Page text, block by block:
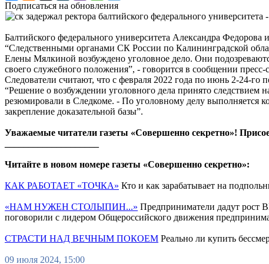
Подписаться на обновления
Балтийского федерального университета Александра
“Следственными органами СК России по Калининградской
Елены Мялкиной возбуждено уголовное дело. Они
своего служебного положения”, - говорится в сообщении
Следователи считают, что с февраля 2022 года по июнь 2-24-го
“Решение о возбуждении уголовного дела принято
резюмировали в Следкоме. - По уголовному делу выполняется
закрепление доказательной базы”.
Уважаемые читатели газеты «Совершенно секретно»!
Читайте в новом номере газеты «Совершенно секретно»:
КАК РАБОТАЕТ «ТОЧКА» Кто и как зарабатывает на
«НАМ НУЖЕН СТОЛЫПИН...» Предприниматели дадут рост
поговорили с лидером Общероссийского движения
СТРАСТИ НАД ВЕЧНЫМ ПОКОЕМ Реально ли купить
09 июля 2024, 15:00